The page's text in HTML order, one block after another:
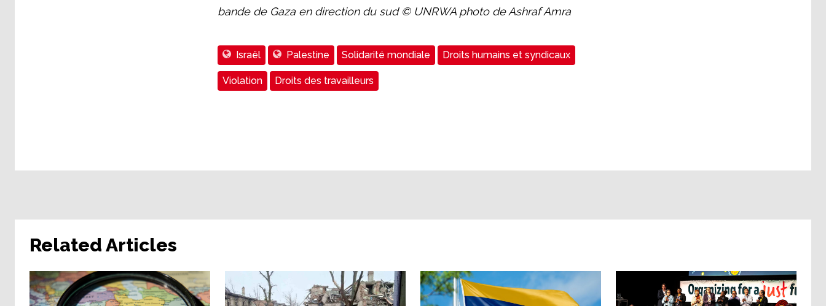
bande de Gaza en direction du sud ©️ UNRWA photo de Ashraf Amra
Israël Palestine Solidarité mondiale Droits humains et syndicaux
Violation Droits des travailleurs
Related Articles